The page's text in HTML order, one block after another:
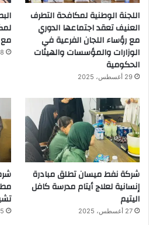
اللجنة الوطنية لمكافحة التطرف
العنيف تعقد اجتماعها الدوري
مع رؤساء اللجان الفرعية في
الوزارات والمؤسسات والهيئات
الحكومية
29 أغسطس، 2025
مع
28
شركة نفط ميسان تطلق مبادرة
إنسانية لعلاج أيتام مدرسة كافل
اليتيم
27 أغسطس، 2025 25